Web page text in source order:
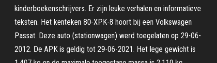
kinderboekenschrijvers. Er zijn leuke verhalen en informatieve
teksten. Het kenteken 80-XPK-8 hoort bij een Volkswagen
Passat. Deze auto (stationwagen) werd toegelaten op 29-06-
2012. De APK is geldig tot 29-06-2021. Het lege gewicht is